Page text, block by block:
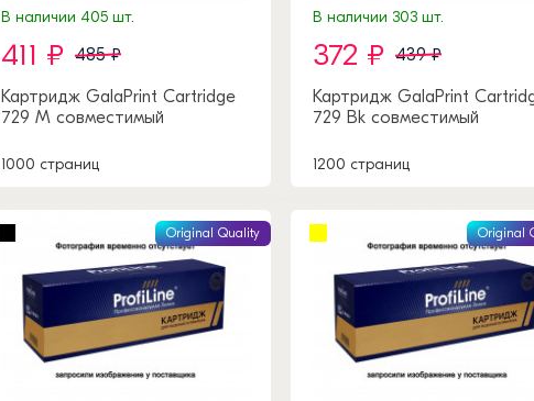
В наличии 405 шт.
411 ₽ 485 ₽
Картридж GalaPrint Cartridge
729 M совместимый
1000 страниц
В наличии 303 шт.
372 ₽ 439 ₽
Картридж GalaPrint
729 Bk совместимый
1200 страниц
Original Quality Original